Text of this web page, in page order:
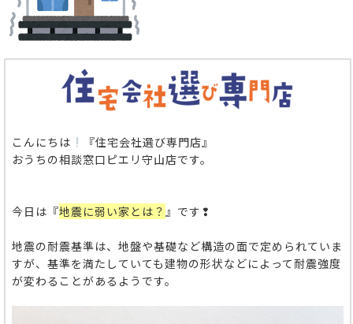
こんにちは
『住宅会社選び専門店』
おうちの相談窓口ピエリ守山店です。
今日は『地震に弱い家とは？ 』です❢
地震の耐震基準は、地盤や基礎など構造の面で定められていま
すが、基準を満たしていても建物の形状などによって耐震強度
が変わることがあるようです。